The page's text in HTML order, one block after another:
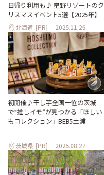
日帰り利用も♪ 星野リゾートのク
リスマスイベント5選【2025年】
北海道 [PR] 2025.11.26
初開催♪干し芋全国一位の茨城
で“推しイモ”が見つかる「ほしい
もコレクション」BEB5土浦
茨城県 [PR] 2025.08.27